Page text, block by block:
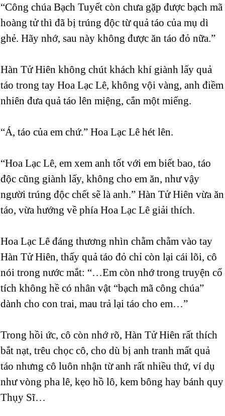
“Công chúa Bạch Tuyết còn chưa gặp được bạch mã
hoàng tử thì đã bị trúng độc từ quả táo của mụ dì
ghẻ. Hãy nhớ, sau này không được ăn táo đỏ nữa.”
Hàn Tử Hiên không chút khách khí giành lấy quả
táo trong tay Hoa Lạc Lê, không vội vàng, anh điềm
nhiên đưa quả táo lên miệng, cắn một miếng.
“Á, táo của em chứ.” Hoa Lạc Lê hét lên.
“Hoa Lạc Lê, em xem anh tốt với em biết bao, táo
độc cũng giành lấy, không cho em ăn, như vậy
người trúng độc chết sẽ là anh.” Hàn Tử Hiên vừa ăn
táo, vừa hướng về phía Hoa Lạc Lê giải thích.
Hoa Lạc Lê đáng thương nhìn chằm chằm vào tay
Hàn Tử Hiên, thấy quả táo đỏ chỉ còn lại cái lõi, cô
nói trong nước mắt: “…Em còn nhớ trong truyện cổ
tích không hề có nhân vật “bạch mã công chúa”
dành cho con trai, mau trả lại táo cho em…”
Trong hồi ức, cô còn nhớ rõ, Hàn Tử Hiên rất thích
bắt nạt, trêu chọc cô, cho dù bị anh tranh mất quả
táo nhưng cô luôn nhận từ anh rất nhiều thứ, ví dụ
như vòng pha lê, kẹo hồ lô, kem bông hay bánh quy
Thụy Sĩ…